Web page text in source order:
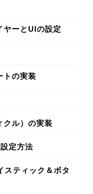
ヤーとUIの設定
トの実装
クル）の実装
定方法
スティック＆ボタ